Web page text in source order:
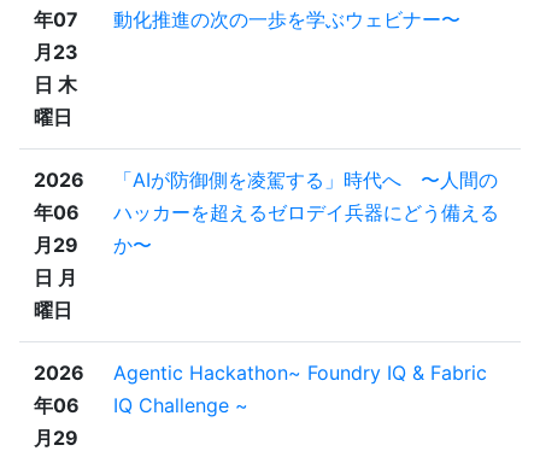
年07
月23
日 木
曜日
動化推進の次の一歩を学ぶウェビナー〜
2026
年06
月29
日 月
曜日
「AIが防御側を凌駕する」時代へ 〜人間の
ハッカーを超えるゼロデイ兵器にどう備える
か〜
2026
年06
月29
Agentic Hackathon~ Foundry IQ & Fabric
IQ Challenge ~